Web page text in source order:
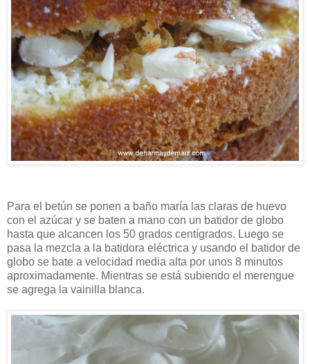
Para el betún se ponen a baño maría las claras de huevo
con el azúcar y se baten a mano con un batidor de globo
hasta que alcancen los 50 grados centígrados. Luego se
pasa la mezcla a la batidora eléctrica y usando el batidor de
globo se bate a velocidad media alta por unos 8 minutos
aproximadamente. Mientras se está subiendo el merengue
se agrega la vainilla blanca.